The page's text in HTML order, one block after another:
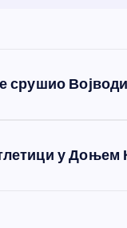
срушио
у Доњем